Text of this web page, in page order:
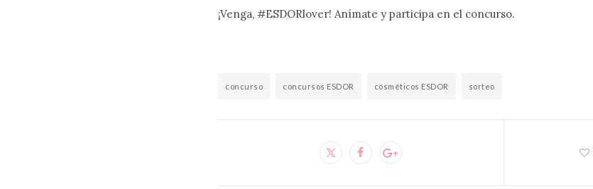
¡Venga, #ESDORlover! Anímate y participa en el concurso.
concurso concursos ESDOR cosméticos ESDOR sorteo